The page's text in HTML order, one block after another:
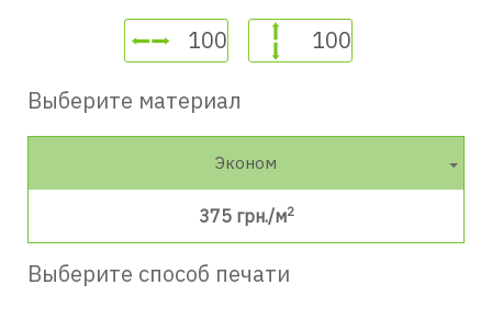
Выберите материал
Эконом
375 грн./м2
Выберите способ печати